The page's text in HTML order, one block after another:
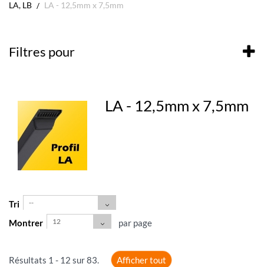
LA, LB
LA - 12,5mm x 7,5mm
Filtres pour
LA - 12,5mm x 7,5mm
Tri --
Montrer 12 par page
Résultats 1 - 12 sur 83. Afficher tout